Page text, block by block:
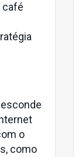
café
o
como